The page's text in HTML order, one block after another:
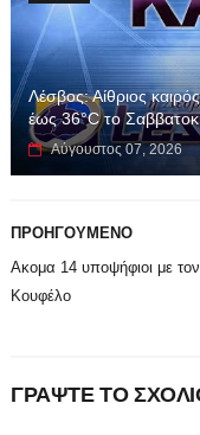
Λέσβος: Αίθριος
έως 36°C το
Αύγουστος 07, 2026
ΠΡΟΗΓΟΥΜΕΝΟ
Ακομα 14 υποψήφιοι με
Κουφέλο
ΓΡΑΨΤΕ ΤΟ